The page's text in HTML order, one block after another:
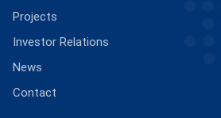
Projects
Investor Relations
News
Contact